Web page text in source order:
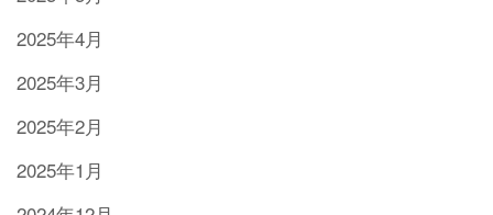
2025年4月
2025年3月
2025年2月
2025年1月